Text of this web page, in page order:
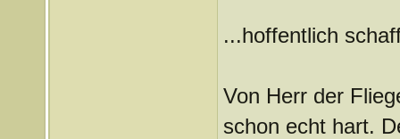
...hoffentlich
Von Herr der
schon echt hart.